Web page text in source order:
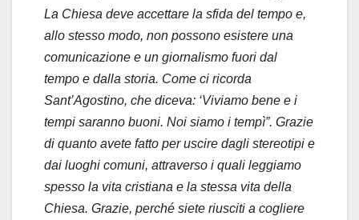
La Chiesa deve accettare la sfida del tempo e,
allo stesso modo, non possono esistere una
comunicazione e un giornalismo fuori dal
tempo e dalla storia. Come ci ricorda
Sant’Agostino, che diceva: ‘Viviamo bene e i
tempi saranno buoni. Noi siamo i tempì”. Grazie
di quanto avete fatto per uscire dagli stereotipi e
dai luoghi comuni, attraverso i quali leggiamo
spesso la vita cristiana e la stessa vita della
Chiesa. Grazie, perché siete riusciti a cogliere